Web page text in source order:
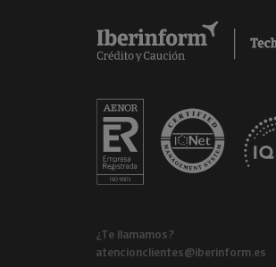
¿Te llamamos?
atencionclientes@iberinform.es